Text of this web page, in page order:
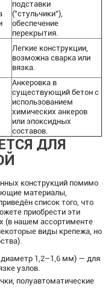
подставки
("стульчики"),
обеспечение
перекрытия.
Легкие конструкции,
возможна сварка или
вязка.
Анкеровка в
существующий бетон с
использованием
химических анкеров
или эпоксидных
составов.
ДЛЯ
конструкций помимо
материалы,
список того, что
приобрести эти
(в нашем ассортименте
виды крепежа, но
1,2–1,6 мм) — для
узлов.
полуавтоматические